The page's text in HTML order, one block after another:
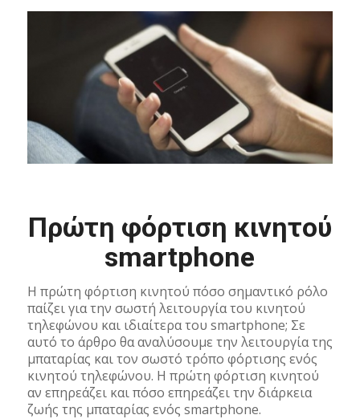
Πρώτη φόρτιση κινητού
smartphone
Η πρώτη φόρτιση κινητού πόσο σημαντικό ρόλο
παίζει για την σωστή λειτουργία του κινητού
τηλεφώνου και ιδιαίτερα του smartphone; Σε
αυτό το άρθρο θα αναλύσουμε την λειτουργία της
μπαταρίας και τον σωστό τρόπο φόρτισης ενός
κινητού τηλεφώνου. Η πρώτη φόρτιση κινητού
αν επηρεάζει και πόσο επηρεάζει την διάρκεια
ζωής της μπαταρίας ενός smartphone.